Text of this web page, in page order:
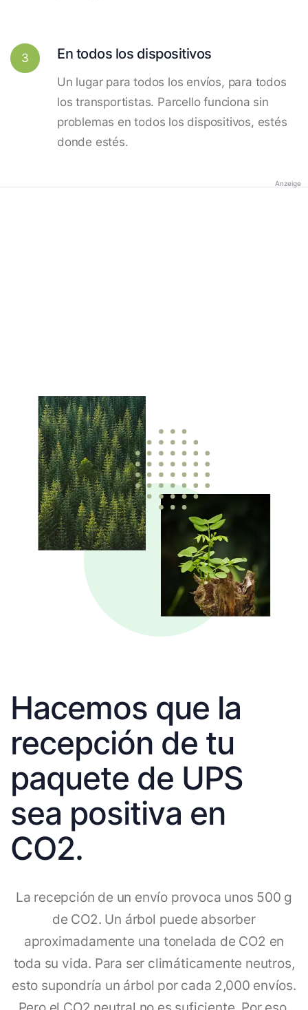
3 En todos los dispositivos
Un lugar para todos los envíos, para todos
los transportistas. Parcello funciona sin
problemas en todos los dispositivos, estés
donde estés.
Anzeige
Hacemos que la
recepción de tu
paquete de UPS
sea positiva en
CO2.
La recepción de un envío provoca unos 500 g
de CO2. Un árbol puede absorber
aproximadamente una tonelada de CO2 en
toda su vida. Para ser climáticamente neutros,
esto supondría un árbol por cada 2,000 envíos.